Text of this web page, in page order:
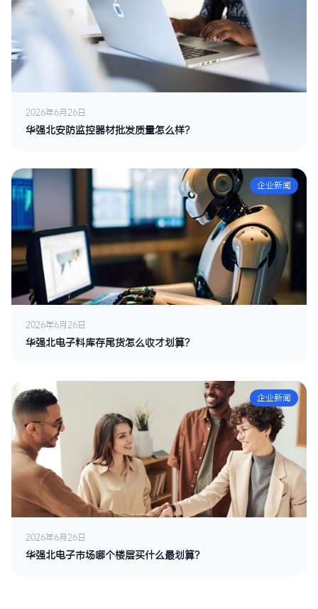
2026年6月26日
华强北安防监控器材批发质量怎么样？
企业新闻
2026年6月26日
华强北电子料库存尾货怎么收才划算？
企业新闻
2026年6月26日
华强北电子市场哪个楼层买什么最划算？